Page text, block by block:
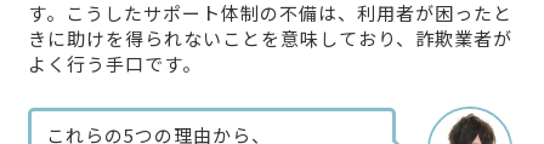
す。こうしたサポート体制の不備は、利用者が困ったと
きに助けを得られないことを意味しており、詐欺業者が
よく行う手口です。
これらの5つの理由から、